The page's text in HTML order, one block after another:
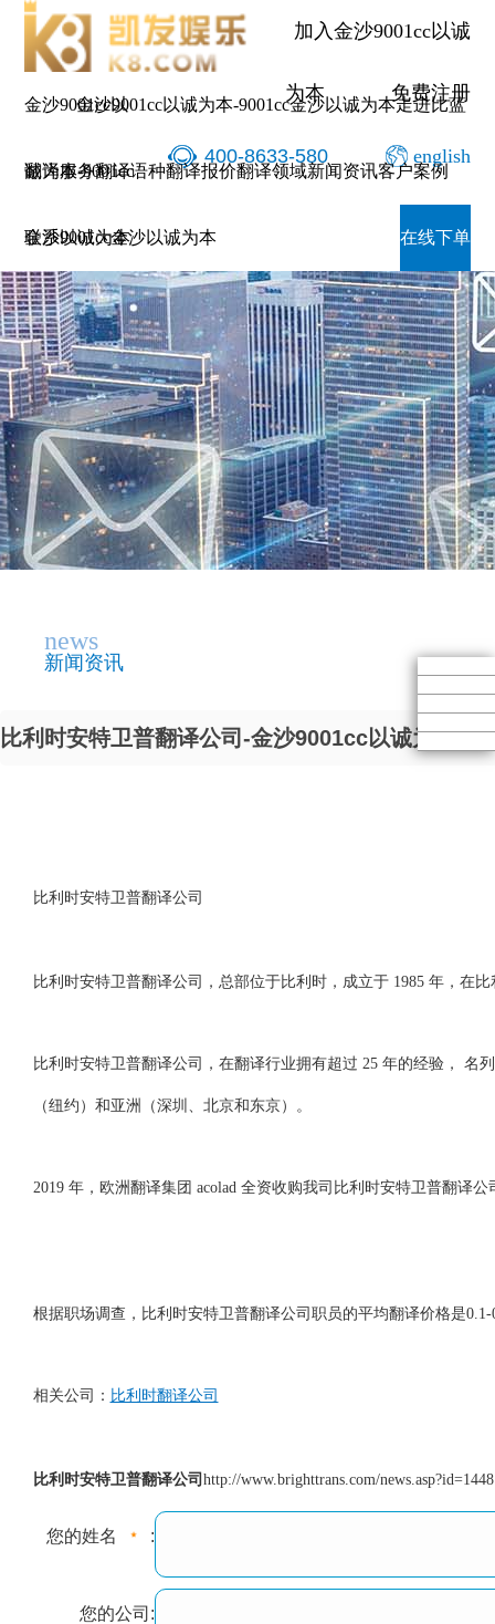
加入金沙9001cc以诚
为本 免费注册
400-8633-580 english
金沙9001cc以
诚为本-9001cc
金沙以诚为本
金沙9001cc以诚为本-9001cc金沙以诚为本走进比蓝
翻译服务翻译语种翻译报价翻译领域新闻资讯客户案例
联系9001cc金沙以诚为本 在线下单
news
新闻资讯
比利时安特卫普翻译公司-金沙9001cc以诚为本
比利时安特卫普翻译公司
比利时安特卫普翻译公司，总部位于比利时，成立于 1985 年，在
比利时安特卫普翻译公司，在翻译行业拥有超过 25 年的经验， 名
（纽约）和亚洲（深圳、北京和东京）。
2019 年，欧洲翻译集团 acolad 全资收购我司比利时安特卫普翻译公
根据职场调查，比利时安特卫普翻译公司职员的平均翻译价格是0.1-
相关公司： 比利时翻译公司
比利时安特卫普翻译公司 http://www.brighttrans.com/news.asp?id=1448
您的姓名 :
您的公司: